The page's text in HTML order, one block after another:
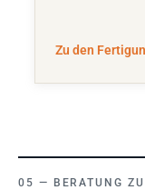
Zu den
BERATUNG